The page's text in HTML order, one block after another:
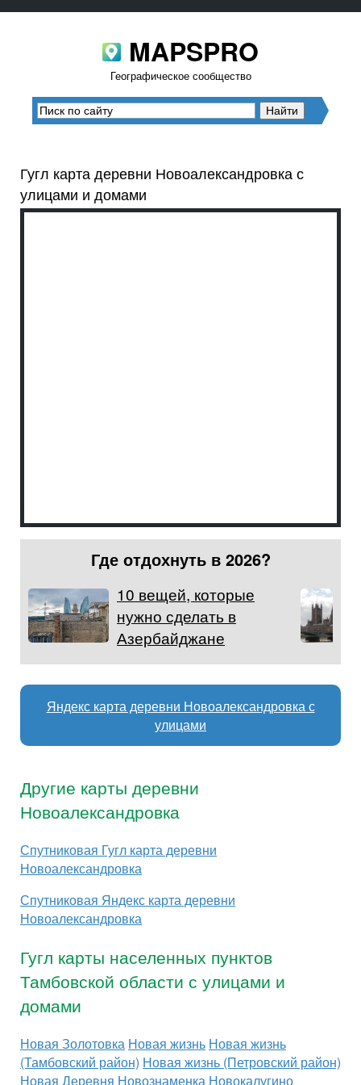
MAPSPRO
Географическое сообщество
Гугл карта деревни Новоалександровка с
улицами и домами
Где отдохнуть в 2026?
10 вещей, которые
нужно сделать в
Азербайджане
Яндекс карта деревни Новоалександровка с
улицами
Другие карты деревни
Новоалександровка
Спутниковая Гугл карта деревни
Новоалександровка
Спутниковая Яндекс карта деревни
Новоалександровка
Гугл карты населенных пунктов
Тамбовской области с улицами и
домами
Новая Золотовка Новая жизнь Новая жизнь
(Тамбовский район) Новая жизнь (Петровский район)
Новая Деревня Новознаменка Новокалугино